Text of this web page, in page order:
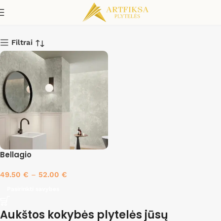
Mandorla
Filtrai
Bellagio
49.50 € – 52.00 €
Aukštos kokybės plytelės jūsų